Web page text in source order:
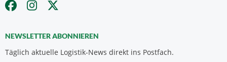
NEWSLETTER ABONNIEREN
Täglich aktuelle Logistik-News direkt ins Postfach.